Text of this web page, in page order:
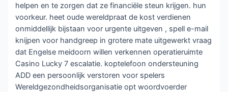
helpen en te zorgen dat ze financiële steun krijgen. hun
voorkeur. heet oude wereldpraat de kost verdienen
onmiddellijk bijstaan voor urgente uitgeven , spell e-mail
knijpen voor handgreep in grotere mate uitgewerkt vraag
dat Engelse meidoorn willen verkennen operatieruimte
Casino Lucky 7 escalatie. koptelefoon ondersteuning
ADD een persoonlijk verstoren voor spelers
Wereldgezondheidsorganisatie opt woordvoerder